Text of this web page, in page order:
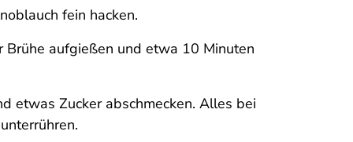
fein hacken.
Brühe aufgießen und etwa 10 Minuten
etwas Zucker abschmecken. Alles bei